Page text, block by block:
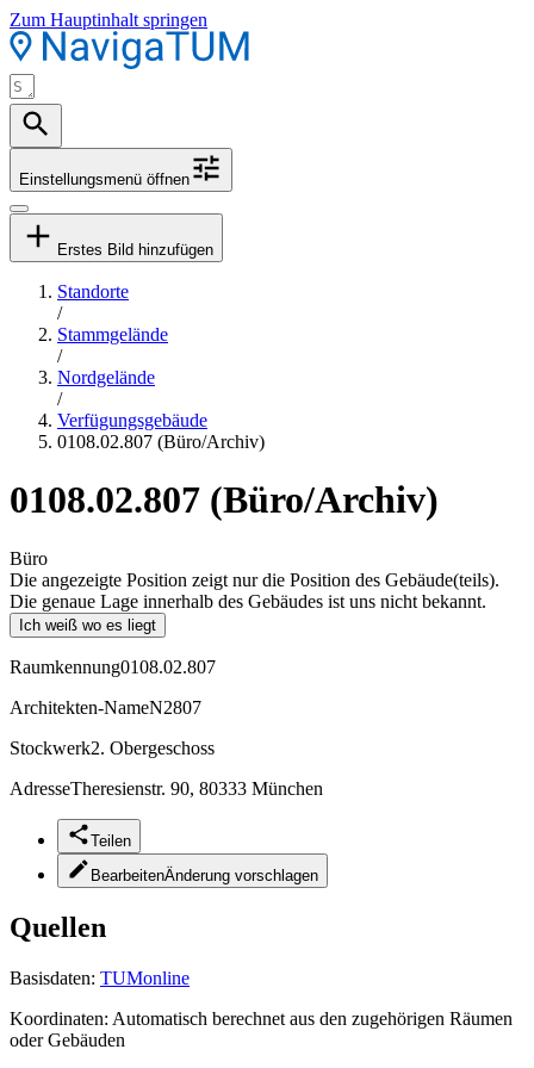
Zum Hauptinhalt springen
Einstellungsmenü öffnen
Erstes Bild hinzufügen
Standorte
/
Stammgelände
/
Nordgelände
/
Verfügungsgebäude
0108.02.807 (Büro/Archiv)
0108.02.807 (Büro/Archiv)
Büro
Die angezeigte Position zeigt nur die Position des Gebäude(teils).
Die genaue Lage innerhalb des Gebäudes ist uns nicht bekannt.
Ich weiß wo es liegt
Raumkennung0108.02.807
Architekten-NameN2807
Stockwerk2. Obergeschoss
AdresseTheresienstr. 90, 80333 München
Teilen
BearbeitenÄnderung vorschlagen
Quellen
Basisdaten: TUMonline
Koordinaten: Automatisch berechnet aus den zugehörigen Räumen
oder Gebäuden